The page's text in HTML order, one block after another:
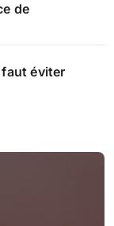
de
faut éviter